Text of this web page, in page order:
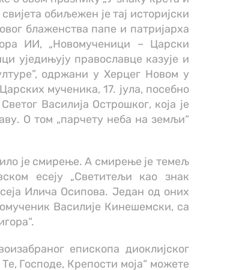
обиљежен је тај историјски
блаженства папе и патријарха
ИИ, „Новомученици – Царски
уједињују православце казује и
одржани у Херцег Новом у
мученика, 17. јула, посебно
Василија Острошког, која је
О том „парчету неба на земљи“
је смирење. А смирење је темељ
есеју „Светитељи као знак
Илича Осипова. Један од оних
Василије Кинешемски, са
епископа диоклијског
Господе, Крепости моја“ можете